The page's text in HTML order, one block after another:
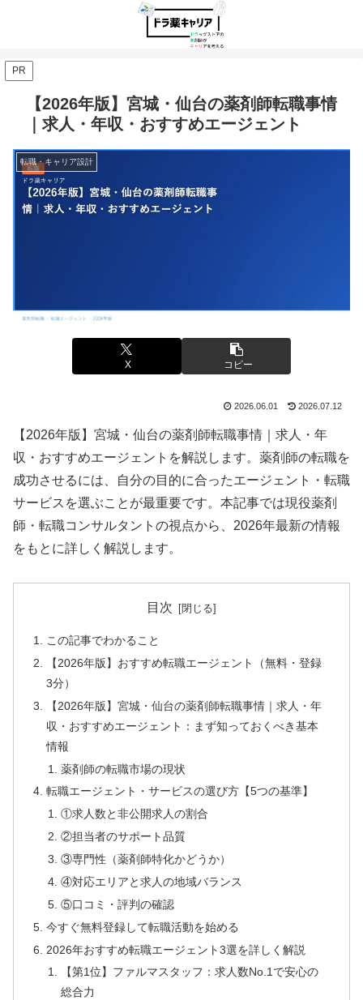
PR
【2026年版】宮城・仙台の薬剤師転職事情
｜求人・年収・おすすめエージェント
転職・キャリア設計
X コピー
2026.06.01 2026.07.12
【2026年版】宮城・仙台の薬剤師転職事情｜求人・年
収・おすすめエージェントを解説します。薬剤師の転職を
成功させるには、自分の目的に合ったエージェント・転職
サービスを選ぶことが最重要です。本記事では現役薬剤
師・転職コンサルタントの視点から、2026年最新の情報
をもとに詳しく解説します。
目次
この記事でわかること
【2026年版】おすすめ転職エージェント（無料・登録
3分）
【2026年版】宮城・仙台の薬剤師転職事情｜求人・年
収・おすすめエージェント：まず知っておくべき基本
情報
薬剤師の転職市場の現状
転職エージェント・サービスの選び方【5つの基準】
①求人数と非公開求人の割合
②担当者のサポート品質
③専門性（薬剤師特化かどうか）
④対応エリアと求人の地域バランス
⑤口コミ・評判の確認
今すぐ無料登録して転職活動を始める
2026年おすすめ転職エージェント3選を詳しく解説
【第1位】ファルマスタッフ：求人数No.1で安心の
総合力